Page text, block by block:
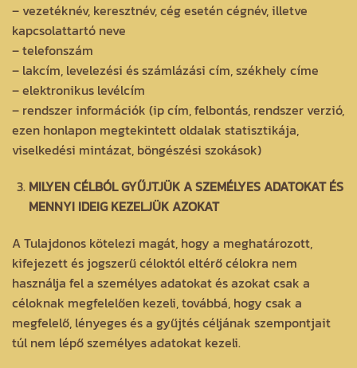
– vezetéknév, keresztnév, cég esetén cégnév, illetve
kapcsolattartó neve
– telefonszám
– lakcím, levelezési és számlázási cím, székhely címe
– elektronikus levélcím
– rendszer információk (ip cím, felbontás, rendszer verzió,
ezen honlapon megtekintett oldalak statisztikája,
viselkedési mintázat, böngészési szokások)
MILYEN CÉLBÓL GYŰJTJÜK A SZEMÉLYES ADATOKAT ÉS
MENNYI IDEIG KEZELJÜK AZOKAT
A Tulajdonos kötelezi magát, hogy a meghatározott,
kifejezett és jogszerű céloktól eltérő célokra nem
használja fel a személyes adatokat és azokat csak a
céloknak megfelelően kezeli, továbbá, hogy csak a
megfelelő, lényeges és a gyűjtés céljának szempontjait
túl nem lépő személyes adatokat kezeli.